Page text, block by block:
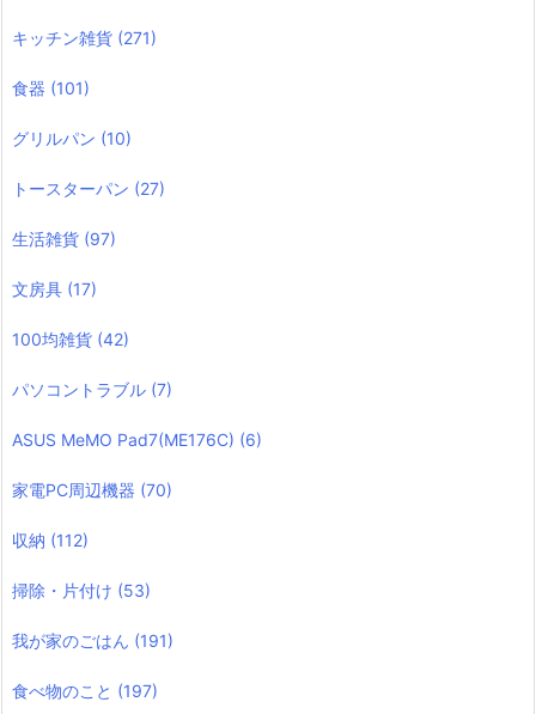
キッチン雑貨 (271)
食器 (101)
グリルパン (10)
トースターパン (27)
生活雑貨 (97)
文房具 (17)
100均雑貨 (42)
パソコントラブル (7)
ASUS MeMO Pad7(ME176C) (6)
家電PC周辺機器 (70)
収納 (112)
掃除・片付け (53)
我が家のごはん (191)
食べ物のこと (197)